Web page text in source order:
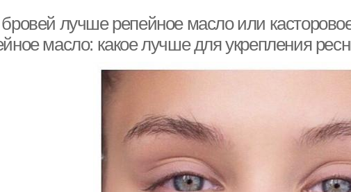
лучше репейное масло или
масло: какое лучше для укрепления